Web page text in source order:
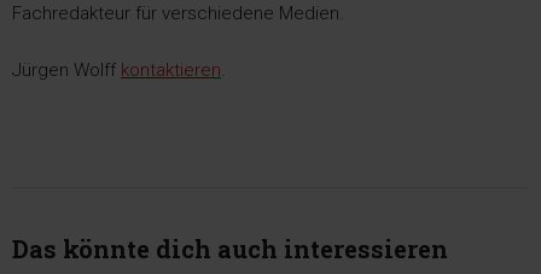
Fachredakteur für verschiedene Medien.
Jürgen Wolff kontaktieren.
Das könnte dich auch interessieren